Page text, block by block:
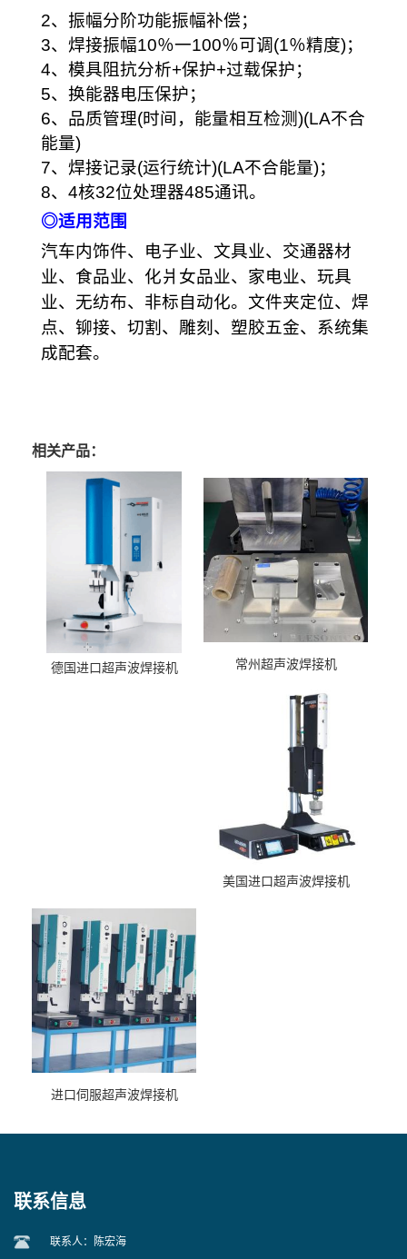
2、振幅分阶功能振幅补偿；
3、焊接振幅10％一100％可调(1％精度)；
4、模具阻抗分析+保护+过载保护；
5、换能器电压保护；
6、品质管理(时间，能量相互检测)(LA不合
能量)
7、焊接记录(运行统计)(LA不合能量)；
8、4核32位处理器485通讯。
◎适用范围
汽车内饰件、电子业、文具业、交通器材
业、食品业、化爿女品业、家电业、玩具
业、无纺布、非标自动化。文件夹定位、焊
点、铆接、切割、雕刻、塑胶五金、系统集
成配套。
相关产品：
德国进口超声波焊接机 常州超声波焊接机
美国进口超声波焊接机
进口伺服超声波焊接机
联系信息
联系人：陈宏海